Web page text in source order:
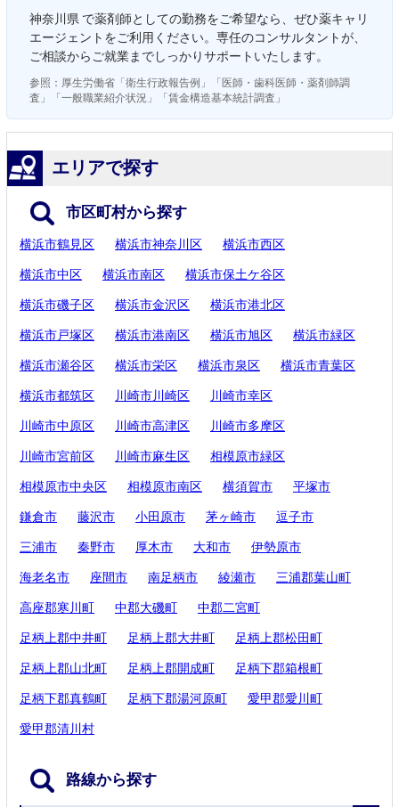
神奈川県 で薬剤師としての勤務をご希望なら、ぜひ薬キャリ
エージェントをご利用ください。専任のコンサルタントが、
ご相談からご就業までしっかりサポートいたします。
参照：厚生労働省「衛生行政報告例」「医師・歯科医師・薬剤師調
査」「一般職業紹介状況」「賃金構造基本統計調査」
エリアで探す
市区町村から探す
横浜市鶴見区 横浜市神奈川区 横浜市西区
横浜市中区 横浜市南区 横浜市保土ケ谷区
横浜市磯子区 横浜市金沢区 横浜市港北区
横浜市戸塚区 横浜市港南区 横浜市旭区 横浜市緑区
横浜市瀬谷区 横浜市栄区 横浜市泉区 横浜市青葉区
横浜市都筑区 川崎市川崎区 川崎市幸区
川崎市中原区 川崎市高津区 川崎市多摩区
川崎市宮前区 川崎市麻生区 相模原市緑区
相模原市中央区 相模原市南区 横須賀市 平塚市
鎌倉市 藤沢市 小田原市 茅ヶ崎市 逗子市
三浦市 秦野市 厚木市 大和市 伊勢原市
海老名市 座間市 南足柄市 綾瀬市 三浦郡葉山町
高座郡寒川町 中郡大磯町 中郡二宮町
足柄上郡中井町 足柄上郡大井町 足柄上郡松田町
足柄上郡山北町 足柄上郡開成町 足柄下郡箱根町
足柄下郡真鶴町 足柄下郡湯河原町 愛甲郡愛川町
愛甲郡清川村
路線から探す